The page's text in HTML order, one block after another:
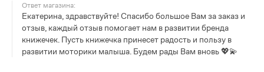
Ответ магазина:
Екатерина, здравствуйте! Спасибо большое Вам за заказ и
отзыв, каждый отзыв помогает нам в развитии бренда
книжечек. Пусть книжечка принесет радость и пользу в
развитии моторики малыша. Будем рады Вам вновь 💖💫